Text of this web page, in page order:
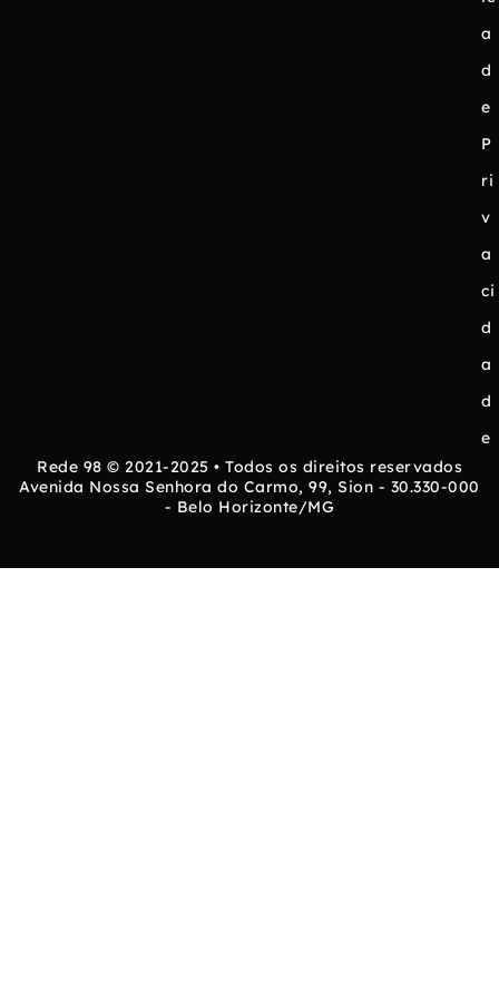
a
d
e
P
ri
v
a
ci
d
a
d
e
Rede 98 © 2021-2025 • Todos os direitos reservados
Avenida Nossa Senhora do Carmo, 99, Sion - 30.330-000
- Belo Horizonte/MG